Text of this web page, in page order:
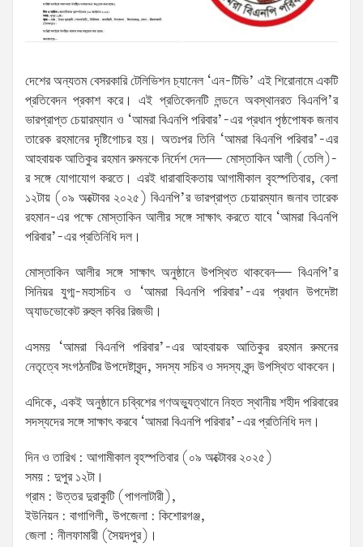
দেশের অন্যতম বেসরকারি টেলিভিশন চ্যানেল ‘এন-টিভি’ এই শিরোনামে একটি
প্রতিবেদন প্রকাশ করে। এই প্রতিবেদনটি লন্ডনে অবস্থানরত বিএনপি’র
ভারপ্রাপ্ত চেয়ারম্যান ও ‘আমরা বিএনপি পরিবার’-এর প্রধান পৃষ্ঠপোষক জনাব
তারেক রহমানের দৃষ্টিগোচর হয়। অতঃপর তিনি ‘আমরা বিএনপি পরিবার’-এর
আহবায়ক আতিকুর রহমান রুমনকে নির্দেশ দেন— মোস্তাকিন আলী (তেলি)-
র সঙ্গে যোগাযোগ করতে। এরই ধারাবাহিকতায় আগামীকাল বৃহস্পতিবার, বেলা
১২টায় (০৯ অক্টোবর ২০২৫) বিএনপি’র ভারপ্রাপ্ত চেয়ারম্যান জনাব তারেক
রহমান-এর পক্ষে মোস্তাকিন আলীর সঙ্গে সাক্ষাৎ করতে যাবে ‘আমরা বিএনপি
পরিবার’-এর প্রতিনিধি দল।
মোস্তাকিন আলীর সঙ্গে সাক্ষাৎ অনুষ্ঠানে উপস্থিত থাকবেন— বিএনপি’র
সিনিয়র যুগ্ম-মহাসচিব ও ‘আমরা বিএনপি পরিবার’-এর প্রধান উপদেষ্টা
অ্যাডভোকেট রুহুল কবির রিজভী।
এসময় ‘আমরা বিএনপি পরিবার’-এর আহবায়ক আতিকুর রহমান রুমনের
নেতৃত্বে সংগঠনটির উপদেষ্টাবৃন্দ, সদস্য সচিব ও সদস্য বৃন্দ উপস্থিত থাকবেন।
এদিকে, একই অনুষ্ঠানে চব্বিশের গণঅভ্যুত্থানে নিহত স্থানীয় শহীদ পরিবারের
সদস্যদের সঙ্গে সাক্ষাৎ করবে ‘আমরা বিএনপি পরিবার’-এর প্রতিনিধি দল।
দিন ও তারিখ : আগামীকাল বৃহস্পতিবার (০৯ অক্টোবর ২০২৫)
সময় : দুপুর ১২টা।
গ্রাম : উত্তর দুরাকুটি (পাগলাটারী),
ইউনিয়ন : বাগাগিলী, উপজেলা : কিশোরগঞ্জ,
জেলা : নীলফামারী (সৈয়দপুর)।